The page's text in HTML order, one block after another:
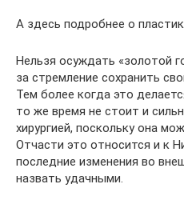
А здесь подробнее о
Нельзя осуждать «золотой
за стремление сохранить
Тем более когда это
то же время не стоит и
хирургией, поскольку она
Отчасти это относится и к
последние изменения во
назвать удачными.